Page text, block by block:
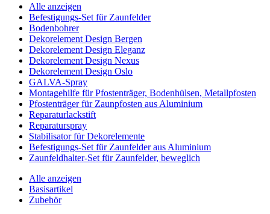
Alle anzeigen
Befestigungs-Set für Zaunfelder
Bodenbohrer
Dekorelement Design Bergen
Dekorelement Design Eleganz
Dekorelement Design Nexus
Dekorelement Design Oslo
GALVA-Spray
Montagehilfe für Pfostenträger, Bodenhülsen, Metallpfosten
Pfostenträger für Zaunpfosten aus Aluminium
Reparaturlackstift
Reparaturspray
Stabilisator für Dekorelemente
Befestigungs-Set für Zaunfelder aus Aluminium
Zaunfeldhalter-Set für Zaunfelder, beweglich
Alle anzeigen
Basisartikel
Zubehör